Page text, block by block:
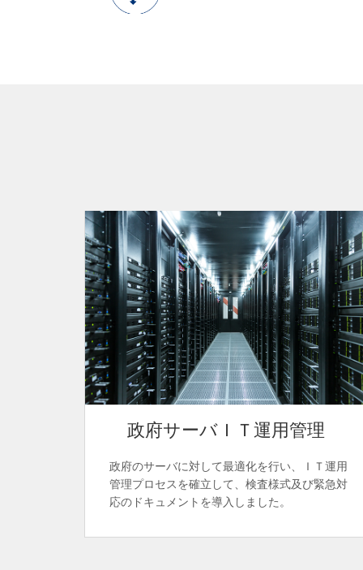
政府のサーバに対して最適化を行い、ＩＴ運用
管理プロセスを確立して、検査様式及び緊急対
応のドキュメントを導入しました。
政府サーバＩＴ運用管理